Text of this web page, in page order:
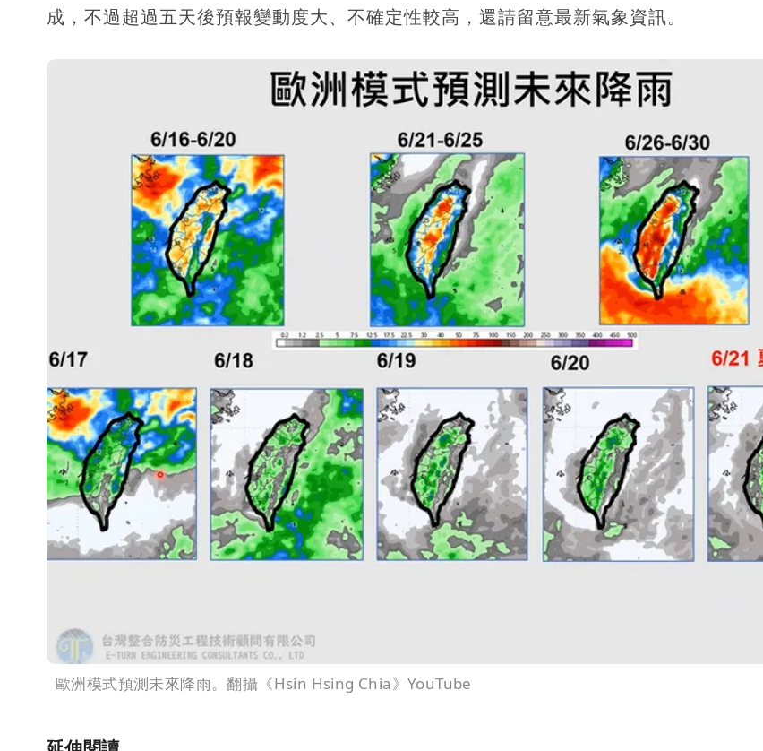
成，不過超過五天後預報變動度大、不確定性較高，還請留意最新氣象資訊。
歐洲模式預測未來降雨。翻攝《Hsin Hsing Chia》YouTube